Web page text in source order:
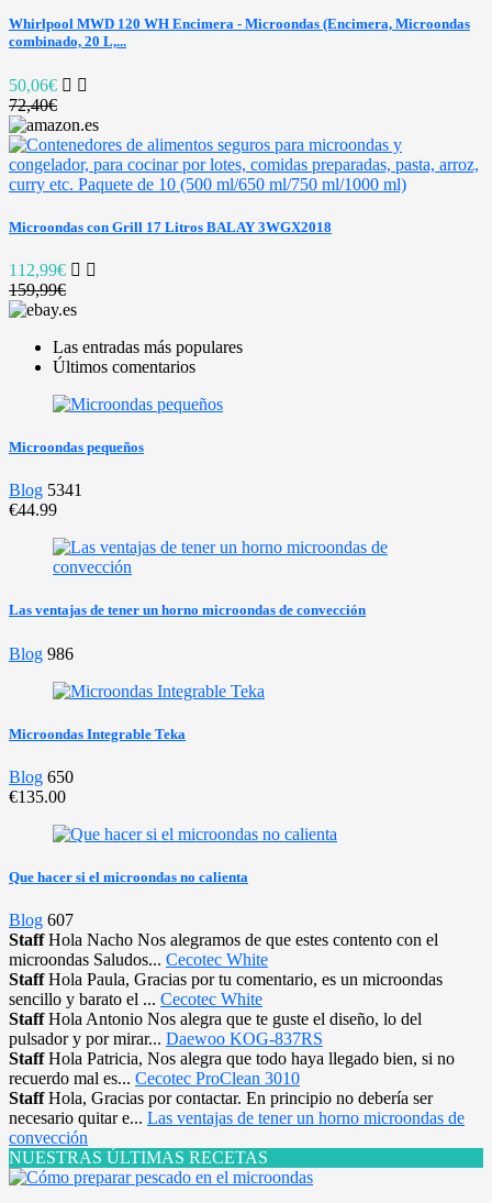
Whirlpool MWD 120 WH Encimera - Microondas (Encimera, Microondas
combinado, 20 L,...
50,06€
72,40€
Microondas con Grill 17 Litros BALAY 3WGX2018
112,99€
159,99€
Las entradas más populares
Últimos comentarios
Microondas pequeños
Blog 5341
€44.99
Las ventajas de tener un horno microondas de convección
Blog 986
Microondas Integrable Teka
Blog 650
€135.00
Que hacer si el microondas no calienta
Blog 607
StaffHola Nacho Nos alegramos de que estes contento con el
microondas Saludos... Cecotec White
StaffHola Paula, Gracias por tu comentario, es un microondas
sencillo y barato el ... Cecotec White
StaffHola Antonio Nos alegra que te guste el diseño, lo del
pulsador y por mirar... Daewoo KOG-837RS
StaffHola Patricia, Nos alegra que todo haya llegado bien, si no
recuerdo mal es... Cecotec ProClean 3010
StaffHola, Gracias por contactar. En principio no debería ser
necesario quitar e... Las ventajas de tener un horno microondas de
convección
NUESTRAS ÚLTIMAS RECETAS